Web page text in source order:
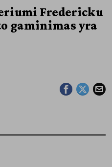
Fredericku
gaminimas yra